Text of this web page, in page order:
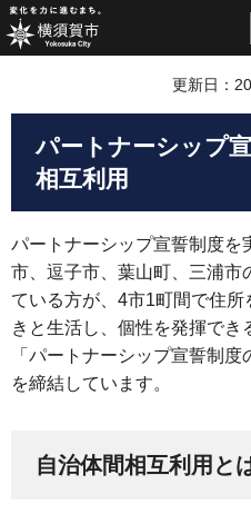
更新日：
パートナーシップ
相互利用
パートナーシップ宣誓制度を
市、逗子市、葉山町、三浦市
ている方が、4市1町間で住
きと生活し、個性を発揮でき
「パートナーシップ宣誓制度
を締結しています。
自治体間相互利用と